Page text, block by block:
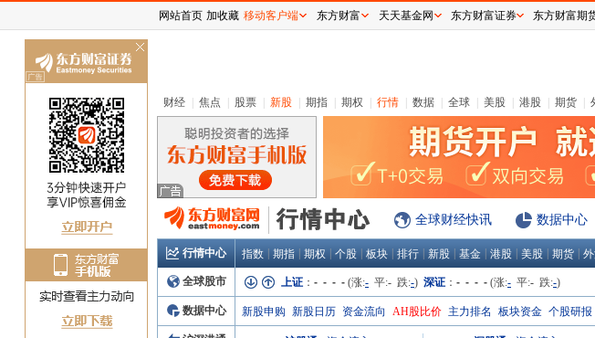
财经 焦点 股票 新股 期指 期权 行情 数据 全球 美股 港股 期货
全球财经快讯 数据中心
行情中心 指数 期指 期权 个股 板块 排行 新股 基金 港股 美股 期货
全球股市 上证 ： - - - - (涨:- 平:- 跌:-) 深证 ： - - - - (涨:- 平:- 跌:-)
数据中心 新股申购 新股日历 资金流向 AH股比价 主力排名 板块资金 个股研报
网站首页 加收藏 移动客户端 东方财富 天天基金网 东方财富证券 东方财富期